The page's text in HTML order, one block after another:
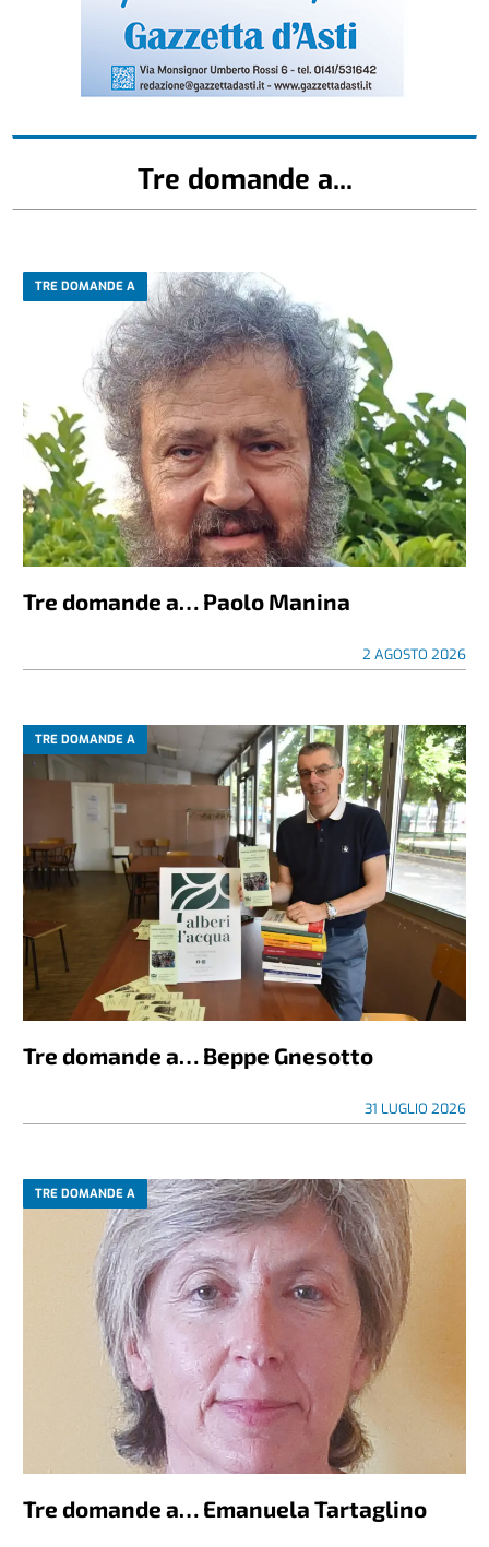
Tre domande a...
TRE DOMANDE A
Tre domande a… Paolo Manina
2 AGOSTO 2026
TRE DOMANDE A
Tre domande a… Beppe Gnesotto
31 LUGLIO 2026
TRE DOMANDE A
Tre domande a… Emanuela Tartaglino